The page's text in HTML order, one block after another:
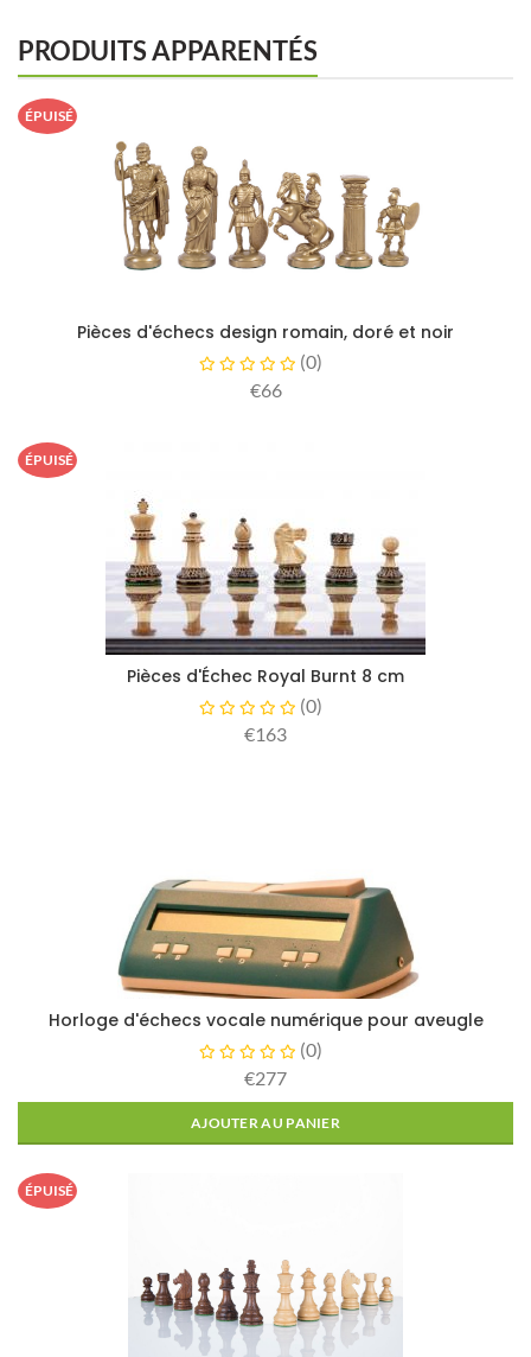
PRODUITS APPARENTÉS
ÉPUISÉ
Pièces d'échecs design romain, doré et noir
(0)
€66
ÉPUISÉ
Pièces d'Échec Royal Burnt 8 cm
(0)
€163
Horloge d'échecs vocale numérique pour aveugle
(0)
€277
AJOUTER AU PANIER
ÉPUISÉ